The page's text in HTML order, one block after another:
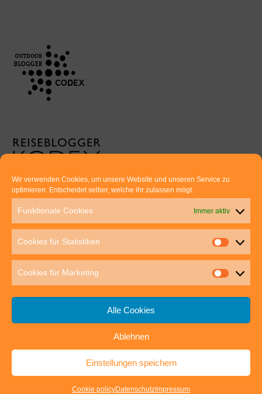
Wir verwenden Cookies, um unsere Website und unseren Service zu
optimieren. Entscheidet selber, welche ihr zulassen mögt.
Funktionale Cookies Immer aktiv
Cookies für Statistiken
Cookies für Marketing
Alle Cookies
Ablehnen
Einstellungen speichern
Cookie policyDatenschutz Impressum
Euer direkter Draht zu uns:
Thomas Rathay und Silke Rommel
70563 Stuttgart
post@outdoor-hochgenuss.de
IMPRESSUM DATENSCHUTZ
outdoor-hochgenuss.de| Präsentiert vonMantra&WordPress.